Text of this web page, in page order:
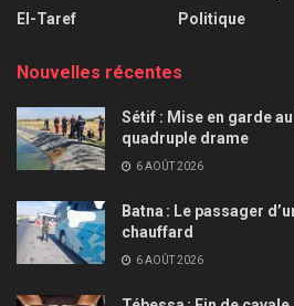
El-Taref
Politique
Nouvelles récentes
Sétif : Mise en garde
quadruple drame
6 AOÛT 2026
Batna : Le passager
chauffard
6 AOÛT 2026